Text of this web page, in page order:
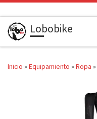
Saltar al contenido
Lobobike
Inicio » Equipamiento » Ropa »